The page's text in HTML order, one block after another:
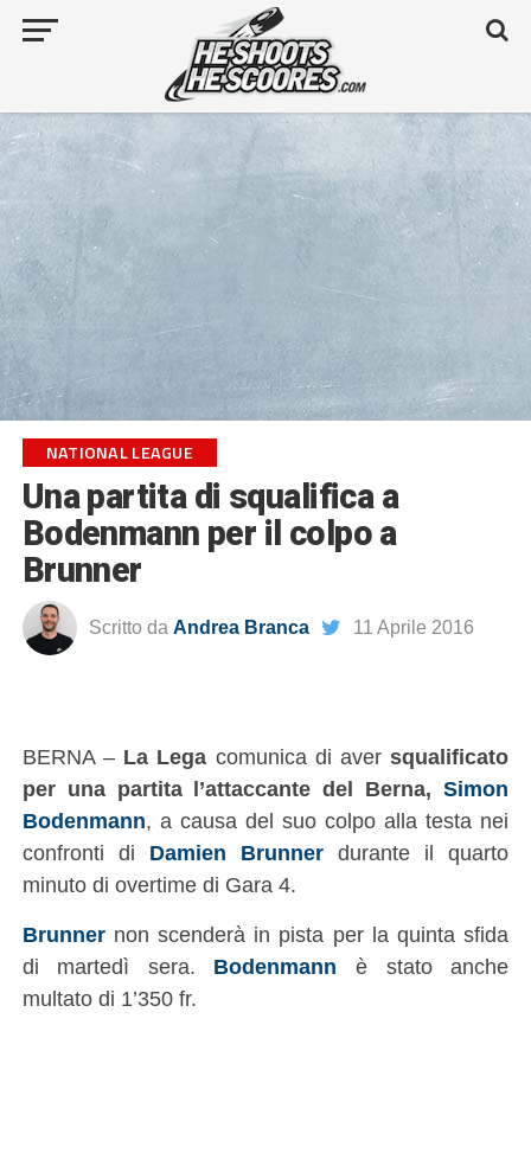
NATIONAL LEAGUE
Una partita di squalifica a
Bodenmann per il colpo a
Brunner
Scritto da Andrea Branca 11 Aprile 2016
BERNA – La Lega comunica di aversqualificato
per una partita l’attaccante del Berna,Simon
Bodenmann, a causa del suo colpo alla testa nei
confronti di Damien Brunnerdurante il quarto
minuto di overtime di Gara 4.
Brunnernon scenderà in pista per la quinta sfida
di martedì sera. Bodenmann è stato anche
multato di 1’350 fr.